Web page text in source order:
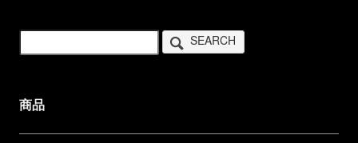
SEARCH
商品